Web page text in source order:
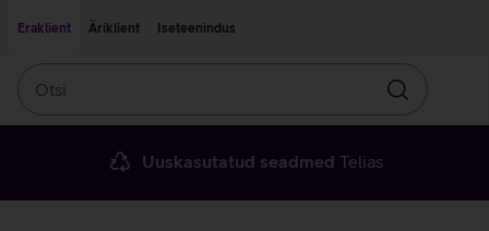
Eraklient
Äriklient Iseteenindus
Otsin
Uuskasutatud seadmed Telias